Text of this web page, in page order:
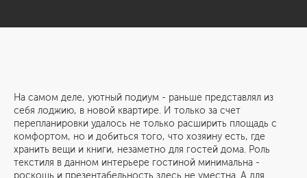
На самом деле, уютный подиум - раньше представлял из
себя лоджию, в новой квартире. И только за счет
перепланировки удалось не только расширить площадь с
комфортом, но и добиться того, что хозяину есть, где
хранить вещи и книги, незаметно для гостей дома. Роль
текстиля в данном интерьере гостиной минимальна -
роскошь и презентабельность здесь не уместна. А для